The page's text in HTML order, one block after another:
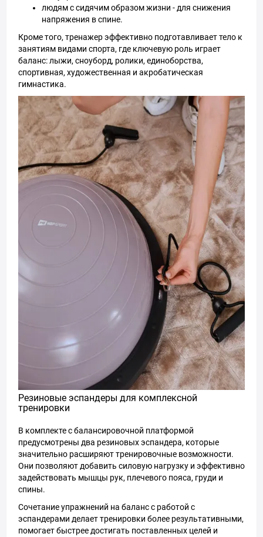
людям с сидячим образом жизни - для снижения
напряжения в спине.
Кроме того, тренажер эффективно подготавливает тело к
занятиям видами спорта, где ключевую роль играет
баланс: лыжи, сноуборд, ролики, единоборства,
спортивная, художественная и акробатическая
гимнастика.
Резиновые эспандеры для комплексной
тренировки
В комплекте с балансировочной платформой
предусмотрены два резиновых эспандера, которые
значительно расширяют тренировочные возможности.
Они позволяют добавить силовую нагрузку и эффективно
задействовать мышцы рук, плечевого пояса, груди и
спины.
Сочетание упражнений на баланс с работой с
эспандерами делает тренировки более результативными,
помогает быстрее достигать поставленных целей и